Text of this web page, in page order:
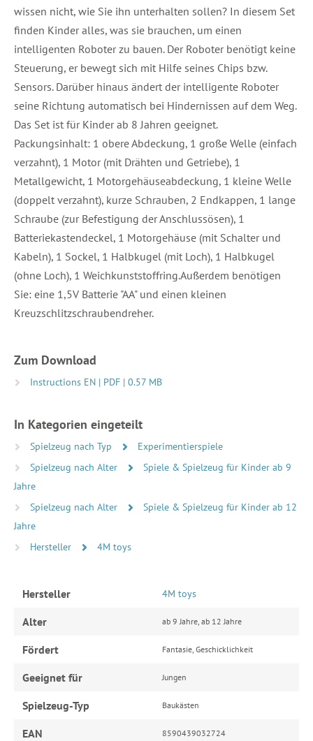
wissen nicht, wie Sie ihn unterhalten sollen? In diesem Set
finden Kinder alles, was sie brauchen, um einen
intelligenten Roboter zu bauen. Der Roboter benötigt keine
Steuerung, er bewegt sich mit Hilfe seines Chips bzw.
Sensors. Darüber hinaus ändert der intelligente Roboter
seine Richtung automatisch bei Hindernissen auf dem Weg.
Das Set ist für Kinder ab 8 Jahren geeignet.
Packungsinhalt: 1 obere Abdeckung, 1 große Welle (einfach
verzahnt), 1 Motor (mit Drähten und Getriebe), 1
Metallgewicht, 1 Motorgehäuseabdeckung, 1 kleine Welle
(doppelt verzahnt), kurze Schrauben, 2 Endkappen, 1 lange
Schraube (zur Befestigung der Anschlussösen), 1
Batteriekastendeckel, 1 Motorgehäuse (mit Schalter und
Kabeln), 1 Sockel, 1 Halbkugel (mit Loch), 1 Halbkugel
(ohne Loch), 1 Weichkunststoffring.Außerdem benötigen
Sie: eine 1,5V Batterie "AA" und einen kleinen
Kreuzschlitzschraubendreher.
Zum Download
Instructions EN | PDF | 0.57 MB
In Kategorien eingeteilt
Spielzeug nach Typ
Experimentierspiele
Spielzeug nach Alter
Spiele & Spielzeug für Kinder ab 9
Jahre
Spielzeug nach Alter
Spiele & Spielzeug für Kinder ab 12
Jahre
Hersteller
4M toys
Hersteller 4M toys
Alter ab 9 Jahre, ab 12 Jahre
Fördert Fantasie, Geschicklichkeit
Geeignet für Jungen
Spielzeug-Typ Baukästen
EAN 8590439032724